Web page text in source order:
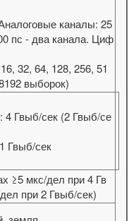
каналы: 25
пс - два канала. Циф
32, 64, 128, 256, 51
выборок)
4 Гвыб/сек (2 Гвыб/се
Гвыб/сек
≥5 мкс/дел при 4 Гв
при 2 Гвыб/сек)